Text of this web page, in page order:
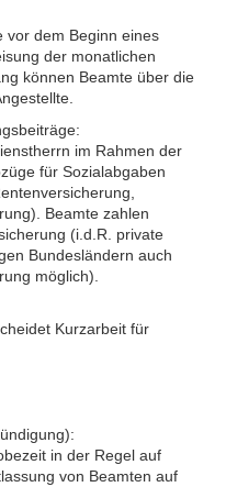
vor dem Beginn eines
der monatlichen
können Beamte über die
im Rahmen der
für Sozialabgaben
Beamte zahlen
(i.d.R. private
Bundesländern auch
möglich).
Kurzarbeit für
in der Regel auf
von Beamten auf